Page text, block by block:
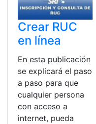
Crear RUC
en línea
En esta publicación
se explicará el paso
a paso para que
cualquier persona
con acceso a
internet, pueda